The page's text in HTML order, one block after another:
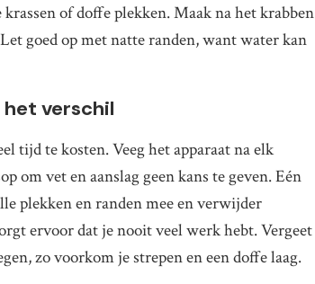
of doffe plekken. Maak na het krabben
goed op met natte randen, want water kan
verschil
tijd te kosten. Veeg het apparaat na elk
om vet en aanslag geen kans te geven. Eén
plekken en randen mee en verwijder
ervoor dat je nooit veel werk hebt. Vergeet
zo voorkom je strepen en een doffe laag.